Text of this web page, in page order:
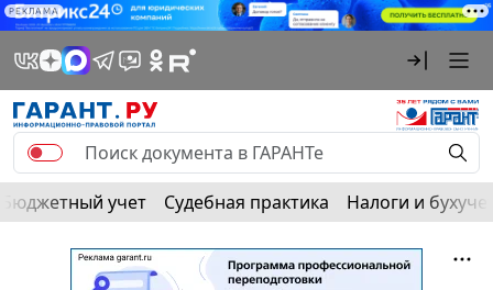
РЕКЛАМА
Бюджетный учет Судебная практика Налоги и